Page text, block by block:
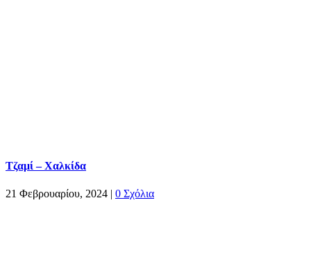
Τζαμί – Χαλκίδα
21 Φεβρουαρίου, 2024 | 0 Σχόλια